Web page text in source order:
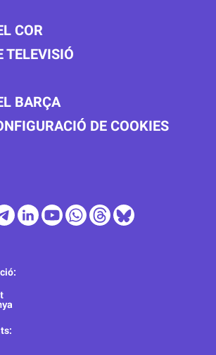
COR
TELEVISIÓ
BARÇA
DE COOKIES